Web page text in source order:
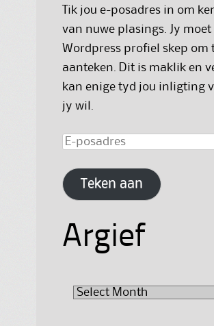
Tik jou e-posadres in om
van nuwe plasings. Jy
Wordpress profiel skep om
aanteken. Dit is maklik en
kan enige tyd jou inligting
jy wil.
E-
Teken aan
Argief
Argief